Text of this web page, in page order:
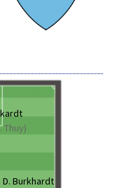
Thuy)
D. Burkhardt